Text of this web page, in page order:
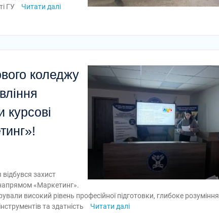
ГУ
Читати далі
коледжу
курсові
захист
«Маркетинг».
високий рівень професійної підготовки, глибоке розуміння
та здатність
Читати далі